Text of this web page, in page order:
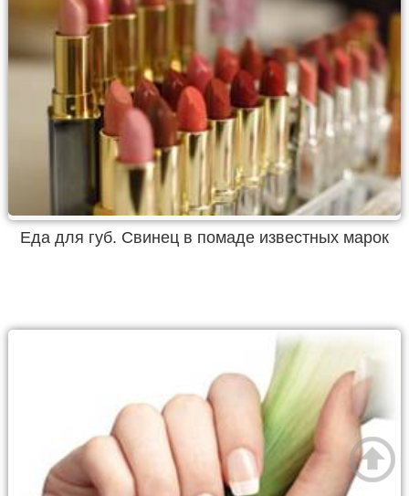
Еда для губ. Свинец в помаде известных марок